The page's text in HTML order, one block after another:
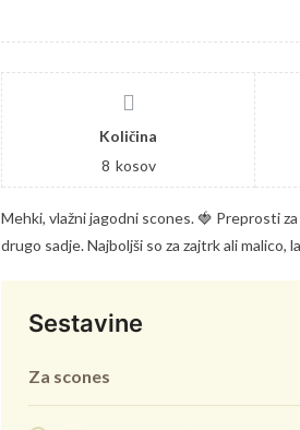
Količina
8 kosov
Mehki, vlažni jagodni scones. 🍓 Preprosti
drugo sadje. Najboljši so za zajtrk ali malico,
Sestavine
Za scones